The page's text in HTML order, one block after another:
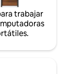
trabajar